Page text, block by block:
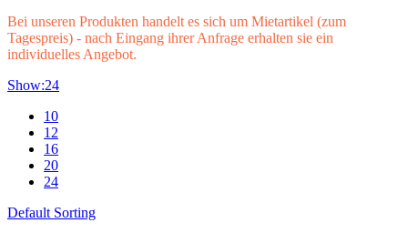
Bei unseren Produkten handelt es sich um Mietartikel (zum
Tagespreis) - nach Eingang ihrer Anfrage erhalten sie ein
individuelles Angebot.
Show:24
10
12
16
20
24
Default Sorting